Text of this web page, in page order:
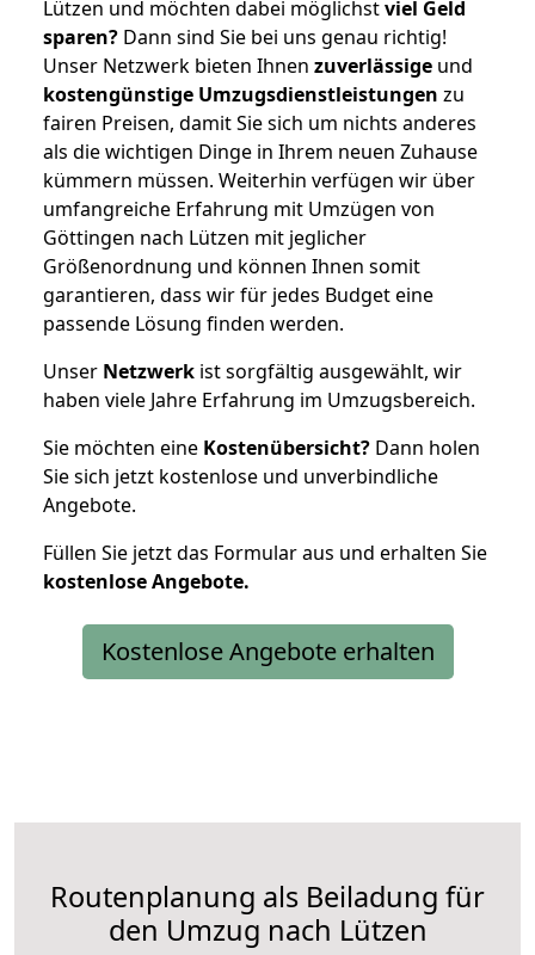
Lützen und möchten dabei möglichstviel Geld
sparen? Dann sind Sie bei uns genau richtig!
Unser Netzwerk bieten Ihnen zuverlässige und
kostengünstige Umzugsdienstleistungen zu
fairen Preisen, damit Sie sich um nichts anderes
als die wichtigen Dinge in Ihrem neuen Zuhause
kümmern müssen. Weiterhin verfügen wir über
umfangreiche Erfahrung mit Umzügen von
Göttingen nach Lützen mit jeglicher
Größenordnung und können Ihnen somit
garantieren, dass wir für jedes Budget eine
passende Lösung finden werden.
Unser Netzwerk ist sorgfältig ausgewählt, wir
haben viele Jahre Erfahrung im Umzugsbereich.
Sie möchten eine Kostenübersicht? Dann holen
Sie sich jetzt kostenlose und unverbindliche
Angebote.
Füllen Sie jetzt das Formular aus und erhalten Sie
kostenloseAngebote.
Kostenlose Angebote erhalten
Routenplanung als Beiladung für
den Umzug nach Lützen